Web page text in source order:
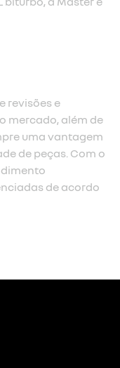
revisões e
mercado, além de
uma vantagem
de peças. Com o
de acordo